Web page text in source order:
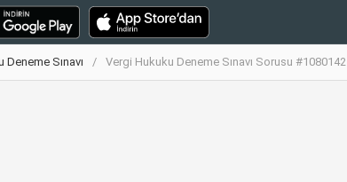
Sınavı Vergi Hukuku Deneme Sınavı Sorusu #1080142